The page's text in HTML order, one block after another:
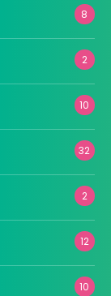
8
2
10
32
2
12
10